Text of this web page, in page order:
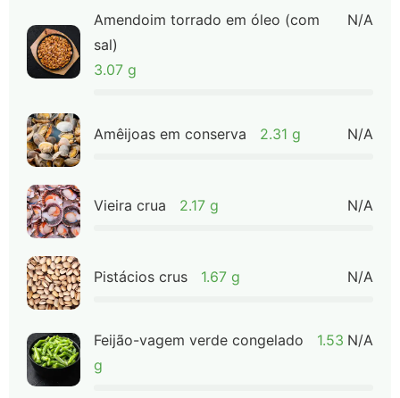
Amendoim torrado em óleo (com
sal)
3.07 g
N/A
Amêijoas em conserva 2.31 g N/A
Vieira crua 2.17 g N/A
Pistácios crus 1.67 g N/A
Feijão-vagem verde congelado
1.53
g
N/A